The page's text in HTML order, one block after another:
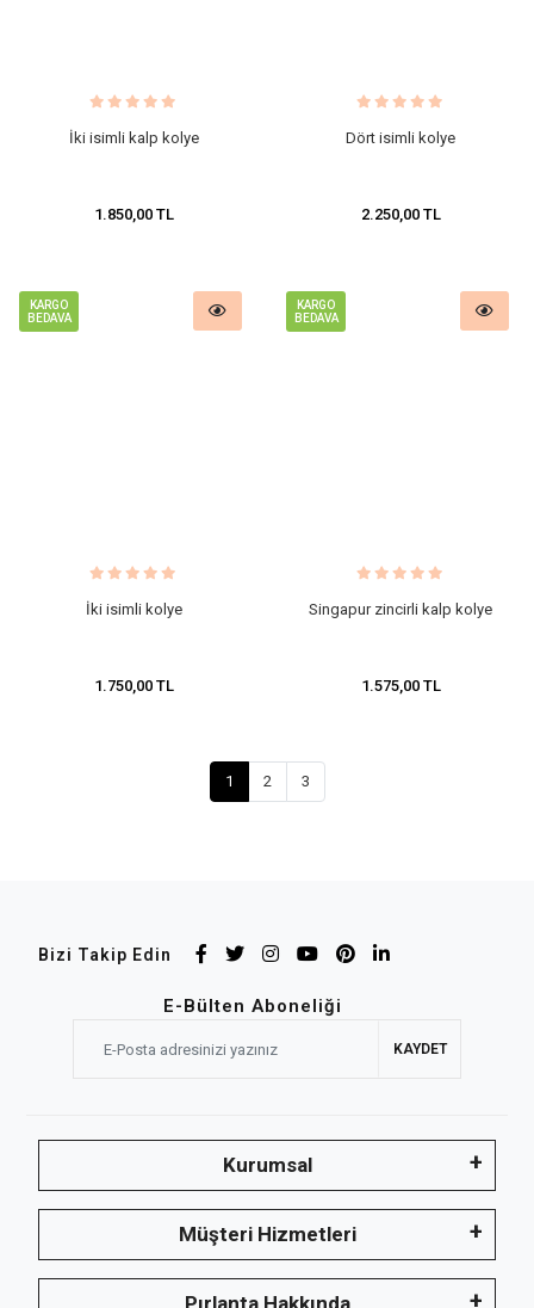
İki isimli kalp kolye
1.850,00 TL
Dört isimli kolye
2.250,00 TL
KARGO
BEDAVA
İki isimli kolye
1.750,00 TL
KARGO
BEDAVA
Singapur zincirli kalp kolye
1.575,00 TL
1 2 3
Bizi Takip Edin
E-Bülten Aboneliği
KAYDET
Kurumsal
Müşteri Hizmetleri
Pırlanta Hakkında